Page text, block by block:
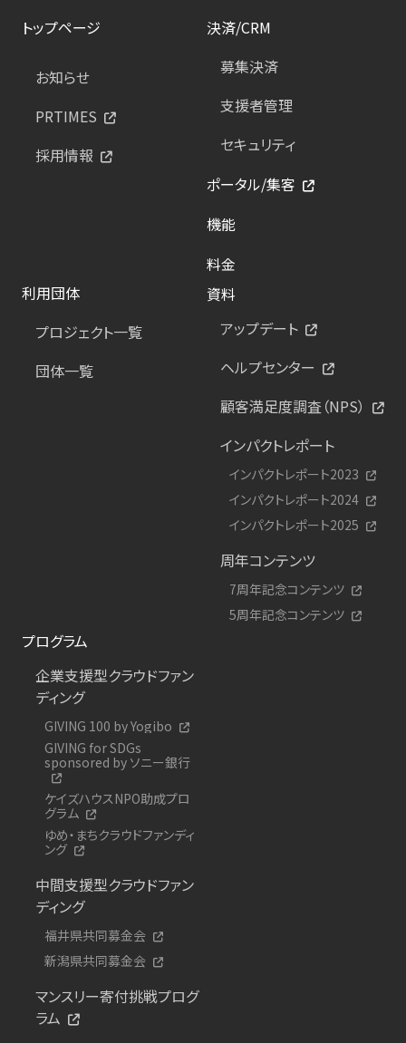
トップページ
お知らせ
PRTIMES
採用情報
決済/CRM
募集決済
支援者管理
セキュリティ
ポータル/集客
機能
料金
利用団体
プロジェクト一覧
団体一覧
資料
アップデート
ヘルプセンター
顧客満足度調査（NPS）
インパクトレポート
インパクトレポート2023
インパクトレポート2024
インパクトレポート2025
周年コンテンツ
7周年記念コンテンツ
5周年記念コンテンツ
プログラム
企業支援型クラウドファン
ディング
GIVING 100 by Yogibo
GIVING for SDGs
sponsored by ソニー銀行
ケイズハウスNPO助成プロ
グラム
ゆめ・まちクラウドファンディ
ング
中間支援型クラウドファン
ディング
福井県共同募金会
新潟県共同募金会
マンスリー寄付挑戦プログ
ラム